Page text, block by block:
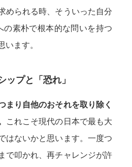
められる時、そういった自分
の素朴で根本的な問いを持つ
います。
ップと「恐れ」
まり自他のおそれを取り除く
これこそ現代の日本で最も大
はないかと思います。一度つ
で叩かれ、再チャレンジが許